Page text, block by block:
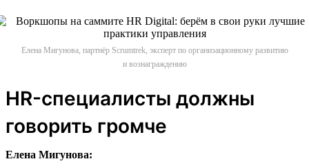
Елена Мигунова, партнёр Scrumtrek, эксперт по организационному развитию
и вознаграждению
HR-специалисты должны
говорить громче
Елена Мигунова: